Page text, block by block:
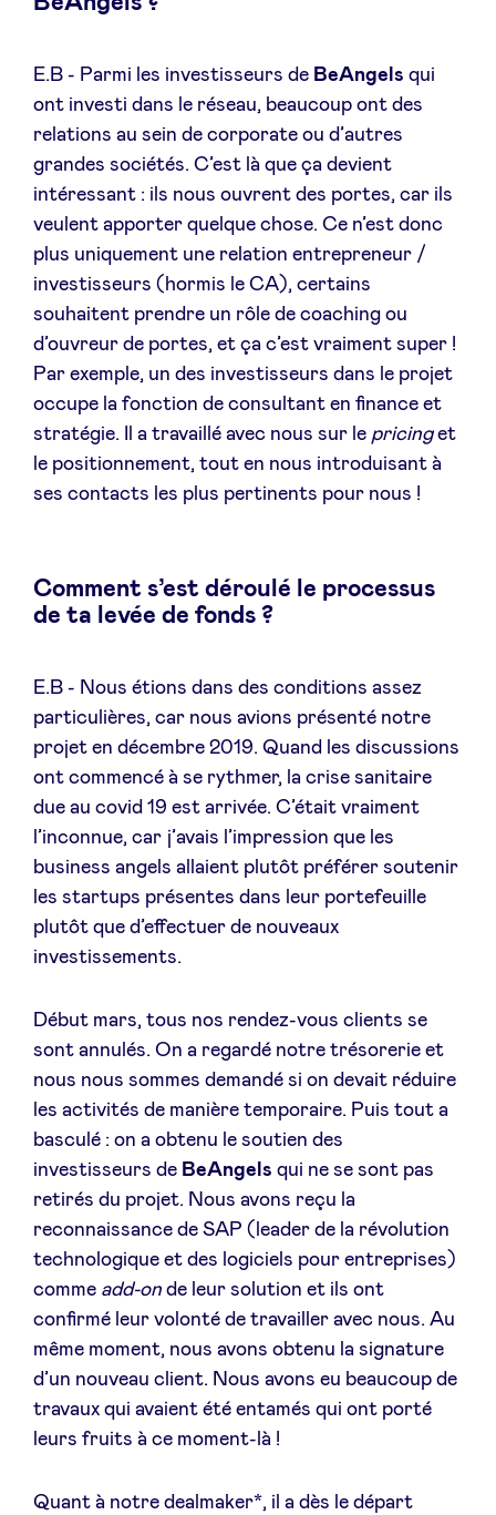
E.B - Parmi les investisseurs de BeAngels qui
ont investi dans le réseau, beaucoup ont des
relations au sein de corporate ou d’autres
grandes sociétés. C’est là que ça devient
intéressant : ils nous ouvrent des portes, car ils
veulent apporter quelque chose. Ce n’est donc
plus uniquement une relation entrepreneur /
investisseurs (hormis le CA), certains
souhaitent prendre un rôle de coaching ou
d’ouvreur de portes, et ça c’est vraiment super !
Par exemple, un des investisseurs dans le projet
occupe la fonction de consultant en finance et
stratégie. Il a travaillé avec nous sur le pricinget
le positionnement, tout en nous introduisant à
ses contacts les plus pertinents pour nous !
Comment s’est déroulé le processus
de ta levée de fonds ?
E.B - Nous étions dans des conditions assez
particulières, car nous avions présenté notre
projet en décembre 2019. Quand les discussions
ont commencé à se rythmer, la crise sanitaire
due au covid 19 est arrivée. C’était vraiment
l’inconnue, car j’avais l’impression que les
business angels allaient plutôt préférer soutenir
les startups présentes dans leur portefeuille
plutôt que d’effectuer de nouveaux
investissements.
Début mars, tous nos rendez-vous clients se
sont annulés. On a regardé notre trésorerie et
nous nous sommes demandé si on devait réduire
les activités de manière temporaire. Puis tout a
basculé : on a obtenu le soutien des
investisseurs de BeAngels qui ne se sont pas
retirés du projet. Nous avons reçu la
reconnaissance de SAP (leader de la révolution
technologique et des logiciels pour entreprises)
comme add-onde leur solution et ils ont
confirmé leur volonté de travailler avec nous. Au
même moment, nous avons obtenu la signature
d’un nouveau client. Nous avons eu beaucoup de
travaux qui avaient été entamés qui ont porté
leurs fruits à ce moment-là !
Quant à notre dealmaker*, il a dès le départ